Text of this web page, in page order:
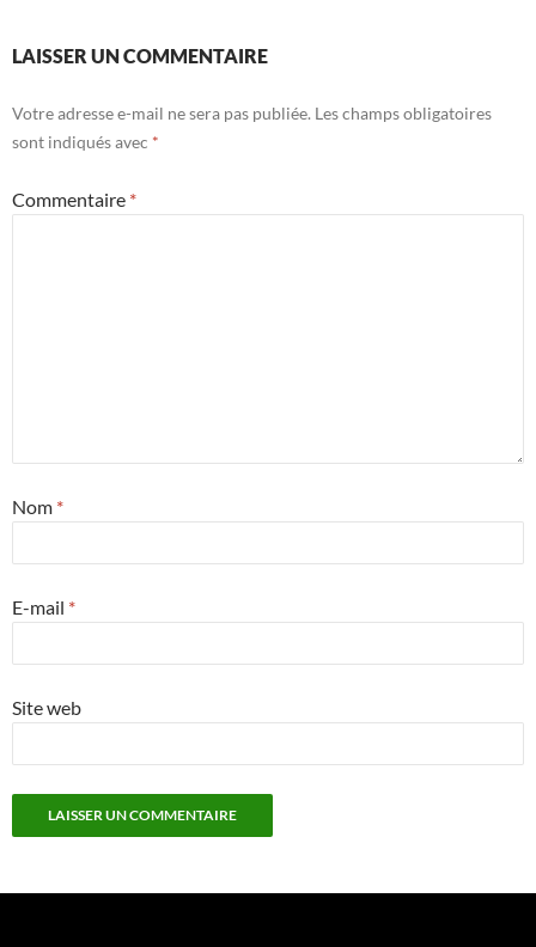
LAISSER UN COMMENTAIRE
Votre adresse e-mail ne sera pas publiée. Les champs obligatoires
sont indiqués avec *
Commentaire *
Nom *
E-mail *
Site web